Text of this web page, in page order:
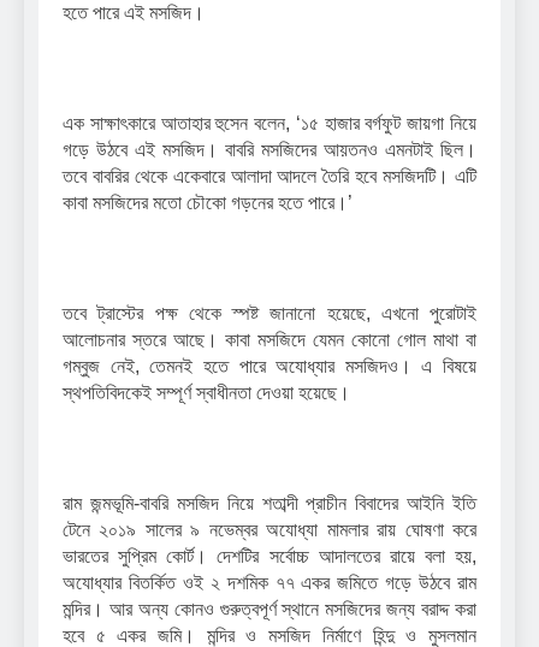
হতে পারে এই মসজিদ।
এক সাক্ষাৎকারে আতাহার হুসেন বলেন, ‘১৫ হাজার বর্গফুট জায়গা নিয়ে
গড়ে উঠবে এই মসজিদ। বাবরি মসজিদের আয়তনও এমনটাই ছিল।
তবে বাবরির থেকে একেবারে আলাদা আদলে তৈরি হবে মসজিদটি। এটি
কাবা মসজিদের মতো চৌকো গড়নের হতে পারে।’
তবে ট্রাস্টের পক্ষ থেকে স্পষ্ট জানানো হয়েছে, এখনো পুরোটাই
আলোচনার স্তরে আছে। কাবা মসজিদে যেমন কোনো গোল মাথা বা
গম্বুজ নেই, তেমনই হতে পারে অযোধ্যার মসজিদও। এ বিষয়ে
স্থপতিবিদকেই সম্পূর্ণ স্বাধীনতা দেওয়া হয়েছে।
রাম জন্মভূমি-বাবরি মসজিদ নিয়ে শতাব্দী প্রাচীন বিবাদের আইনি ইতি
টেনে ২০১৯ সালের ৯ নভেম্বর অযোধ্যা মামলার রায় ঘোষণা করে
ভারতের সুপ্রিম কোর্ট। দেশটির সর্বোচ্চ আদালতের রায়ে বলা হয়,
অযোধ্যার বিতর্কিত ওই ২ দশমিক ৭৭ একর জমিতে গড়ে উঠবে রাম
মন্দির। আর অন্য কোনও গুরুত্বপূর্ণ স্থানে মসজিদের জন্য বরাদ্দ করা
হবে ৫ একর জমি। মন্দির ও মসজিদ নির্মাণে হিন্দু ও মুসলমান